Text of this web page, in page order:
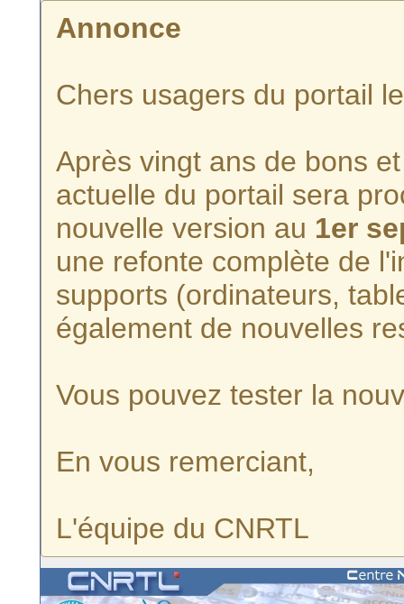
Annonce
Chers usagers du portail
Après vingt ans de bons
actuelle du portail sera
nouvelle version au 1er
une refonte complète de
supports (ordinateurs,
également de nouvelles
Vous pouvez tester la
En vous remerciant,
L'équipe du CNRTL